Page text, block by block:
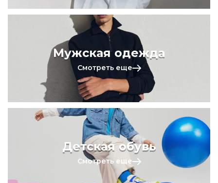
Мужская одежда
Смотреть еще
Детская обувь
Смотреть еще